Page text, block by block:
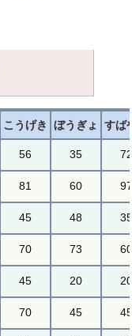
こうげき ぼうぎょ すば
56 35 72
81 60 97
45 48 35
70 73 60
45 20 20
70 45 45